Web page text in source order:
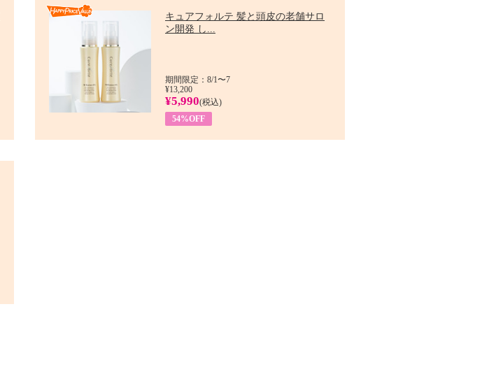
キュアフォルテ 髪と頭皮の老舗サロ
ン開発 し...
期間限定：8/1〜7
¥13,200
¥5,990(税込)
54%OFF